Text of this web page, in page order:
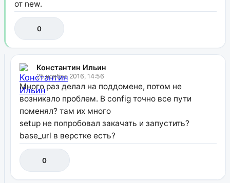
от new.
0
Константин Ильин
25 ноября 2016, 14:56
Много раз делал на поддомене, потом не
возникало проблем. В config точно все пути
поменял? там их много
setup не попробовал закачать и запустить?
base_url в верстке есть?
0